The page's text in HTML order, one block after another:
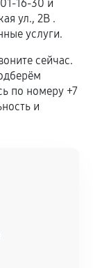
внешних
16-30 и
ул., 2В .
услуги.
сейчас.
по номеру +7
и